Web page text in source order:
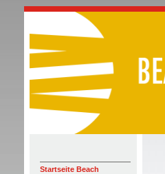
Startseite Beach